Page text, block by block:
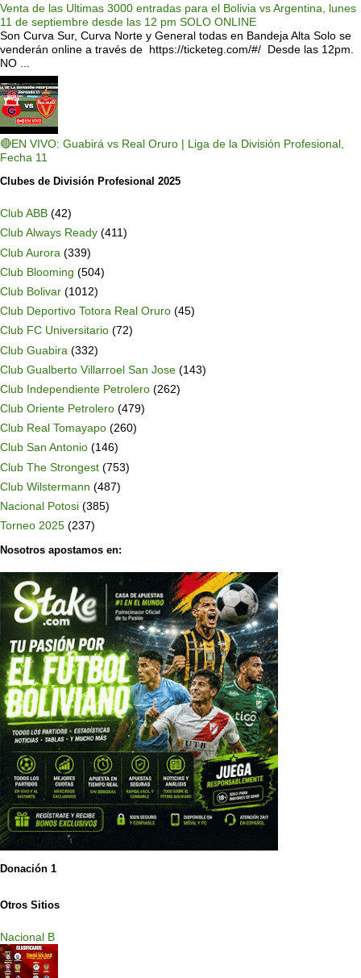
Venta de las Ultimas 3000 entradas para el Bolivia vs Argentina, lunes
11 de septiembre desde las 12 pm SOLO ONLINE
Son Curva Sur, Curva Norte y General todas en Bandeja Alta Solo se
venderán online a través de https://ticketeg.com/#/ Desde las 12pm.
NO ...
🔴EN VIVO: Guabirá vs Real Oruro | Liga de la División Profesional,
Fecha 11
Clubes de División Profesional 2025
Club ABB (42)
Club Always Ready (411)
Club Aurora (339)
Club Blooming (504)
Club Bolivar (1012)
Club Deportivo Totora Real Oruro (45)
Club FC Universitario (72)
Club Guabira (332)
Club Gualberto Villarroel San Jose (143)
Club Independiente Petrolero (262)
Club Oriente Petrolero (479)
Club Real Tomayapo (260)
Club San Antonio (146)
Club The Strongest (753)
Club Wilstermann (487)
Nacional Potosi (385)
Torneo 2025 (237)
Nosotros apostamos en:
Donación 1
Otros Sitios
Nacional B